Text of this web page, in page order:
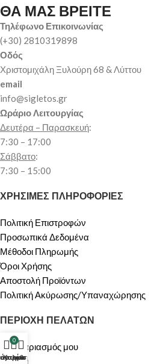
ΘΑ ΜΑΣ ΒΡΕΙΤΕ
Τηλέφωνο Επικοινωνίας
(+30) 2810319898
Οδός
Χριστομιχάλη Ξυλούρη 68 & Λύττου
email
info@sigletos.gr
Ωράριο Λειτουργίας
Δευτέρα – Παρασκευή:
7:30 – 17:00
Σάββατο:
7:30 – 15:00
ΧΡΗΣΙΜΕΣ ΠΛΗΡΟΦΟΡΙΕΣ
Πολιτική Επιστροφών
Προσωπικά Δεδομένα
Μέθοδοι Πληρωμής
Όροι Χρήσης
Αποστολή Προϊόντων
Πολιτική Ακύρωσης/Υπαναχώρησης
ΠΕΡΙΟΧΗ ΠΕΛΑΤΩΝ
Ο λογαριασμός μου
Καλάθι
0
Καλάθι μου